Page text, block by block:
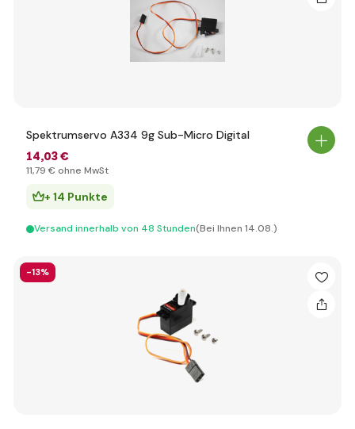
Spektrumservo A334 9g Sub-Micro Digital
14,03 €
11,79 € ohne MwSt
+ 14 Punkte
Versand innerhalb von 48 Stunden(Bei Ihnen 14.08.)
-13%